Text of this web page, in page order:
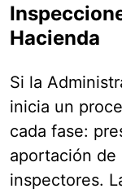
Hacienda
Si la
inicia un
cada fase:
aportación de
inspectores.